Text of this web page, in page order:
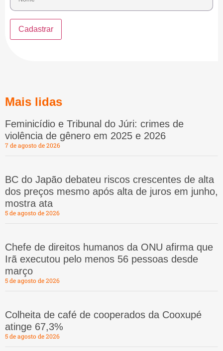
Mais lidas
Feminicídio e Tribunal do Júri: crimes de
violência de gênero em 2025 e 2026
7 de agosto de 2026
BC do Japão debateu riscos crescentes de alta
dos preços mesmo após alta de juros em junho,
mostra ata
5 de agosto de 2026
Chefe de direitos humanos da ONU afirma que
Irã executou pelo menos 56 pessoas desde
março
5 de agosto de 2026
Colheita de café de cooperados da Cooxupé
atinge 67,3%
5 de agosto de 2026